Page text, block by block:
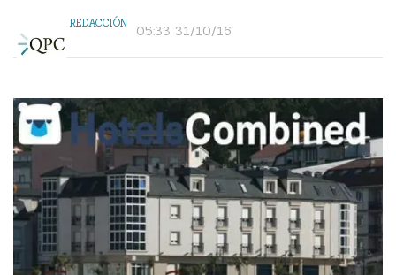
REDACCIÓN 05:33 31/10/16